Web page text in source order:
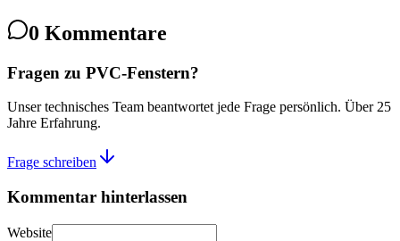
0 Kommentare
Fragen zu PVC-Fenstern?
Unser technisches Team beantwortet jede Frage persönlich. Über 25
Jahre Erfahrung.
Frage schreiben
Kommentar hinterlassen
Website